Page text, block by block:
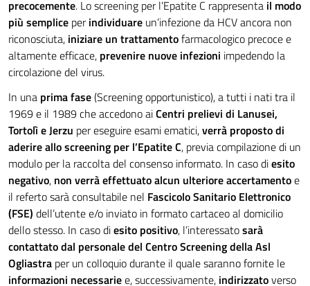
precocemente. Lo screening per l’Epatite C rappresenta il modo
più semplice perindividuare un’infezione da HCV ancora non
riconosciuta, iniziare un trattamentofarmacologico precoce e
altamente efficace, prevenire nuove infezioni impedendo la
circolazione del virus.
In una prima fase(Screening opportunistico), a tutti i nati tra il
1969 e il 1989 che accedono aiCentri prelievi di Lanusei,
Tortolì e Jerzu per eseguire esami ematici,verrà proposto di
aderire allo screening per l’Epatite C, previa compilazione di un
modulo per la raccolta del consenso informato. In caso diesito
negativo, non verrà effettuato alcun ulteriore accertamentoe
il referto sarà consultabile nel Fascicolo Sanitario Elettronico
(FSE) dell’utente e/o inviato in formato cartaceo al domicilio
dello stesso. In caso diesito positivo, l’interessatosarà
contattato dal personale del Centro Screening della Asl
Ogliastra per un colloquio durante il quale saranno fornite le
informazioni necessariee, successivamente, indirizzatoverso